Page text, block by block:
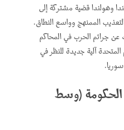
وهولندا قضية مشتركة إلى
الممنهج وواسع النطاق.
عن جرائم الحرب في المحاكم
آلية جديدة للنظر في
الحكومة (وسط